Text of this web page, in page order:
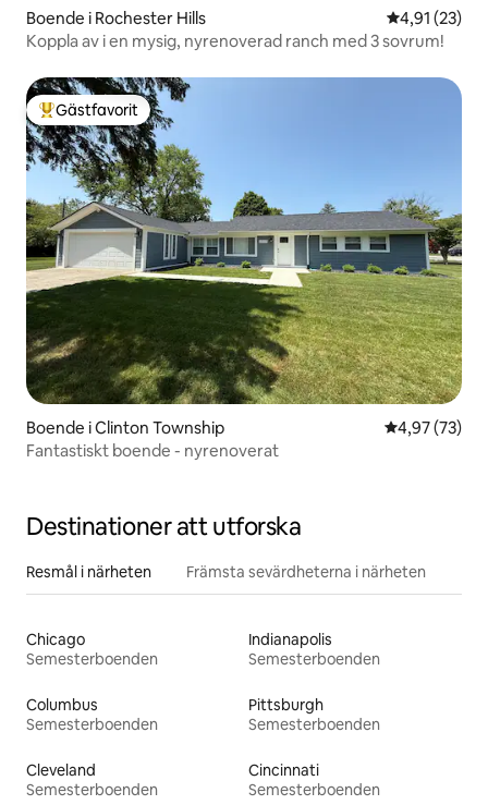
Boende i Rochester Hills 4,91 av 5 i
4,91 (23)
Koppla av i en mysig, nyrenoverad ranch med 3 sovrum!
Populär gästfavorit
Gästfavorit
Boende i Clinton Township 4,97 av 5 i
4,97 (73)
Fantastiskt boende - nyrenoverat
Destinationer att utforska
Resmål i närheten Främsta sevärdheterna i närheten
Chicago
Semesterboenden
Indianapolis
Semesterboenden
Columbus
Semesterboenden
Pittsburgh
Semesterboenden
Cleveland
Semesterboenden
Cincinnati
Semesterboenden